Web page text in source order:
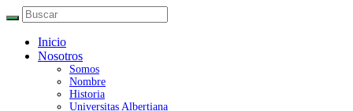
Inicio
Nosotros
Somos
Nombre
Historia
Universitas Albertiana